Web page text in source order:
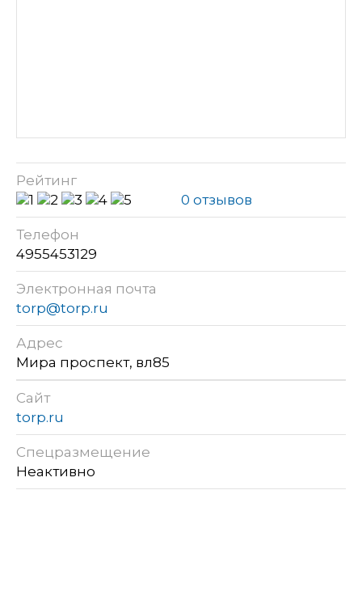
Рейтинг
0 отзывов
Телефон
4955453129
Электронная почта
torp@torp.ru
Адрес
Мира проспект, вл85
Сайт
torp.ru
Спецразмещение
Неактивно